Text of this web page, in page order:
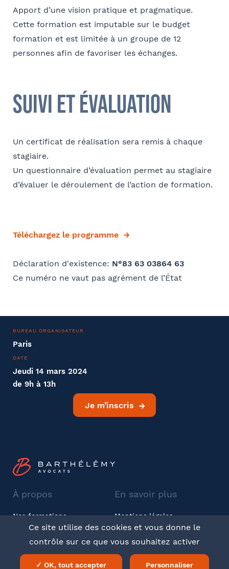
Apport d’une vision pratique et pragmatique.
Cette formation est imputable sur le budget
formation et est limitée à un groupe de 12
personnes afin de favoriser les échanges.
suivi et évaluation
Un certificat de réalisation sera remis à chaque
stagiaire.
Un questionnaire d’évaluation permet au stagiaire
d’évaluer le déroulement de l’action de formation.
Téléchargez le programme
Déclaration d'existence: N°83 63 03864 63
Ce numéro ne vaut pas agrément de l’État
BUREAU ORGANISATEUR
Paris
DATE
Jeudi 14 mars 2024
de 9h à 13h
Je m’inscris
À propos
Nos formations
Barthélémy Avocats
En savoir plus
Mentions légales
CGV
LinkedIn
Ce site utilise des cookies et vous donne le
contrôle sur ce que vous souhaitez activer
✓ OK, tout accepter Personnaliser